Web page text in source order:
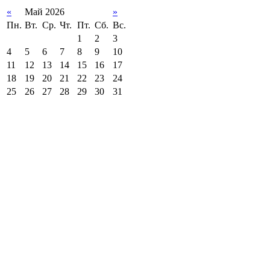
« Май 2026
»
Пн. Вт. Ср. Чт. Пт. Сб. Вс.
1
2
3
4
5 6 7 8 9
10
11
12 13 14 15 16
17
18
19 20 21 22 23
24
25
26 27 28 29 30 31